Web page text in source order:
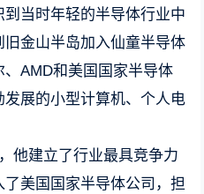
当时年轻的半导体行业中
金山半岛加入仙童半导体
AMD和美国国家半导体
展的小型计算机、个人电
他建立了行业最具竞争力
美国国家半导体公司，担